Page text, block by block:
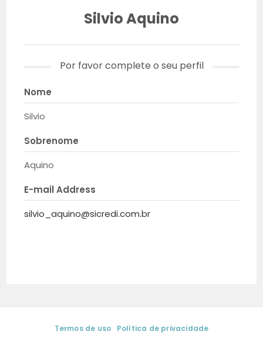
Silvio Aquino
Por favor complete o seu perfil
Nome
Silvio
Sobrenome
Aquino
E-mail Address
silvio_aquino@sicredi.com.br
Termos de uso Política de privacidade